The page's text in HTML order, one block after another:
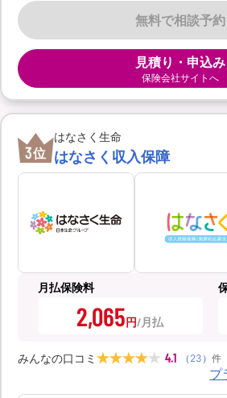
無料で相談予約
見積り・申込み
保険会社サイトへ
3位
はなさく生命
はなさく収入保障
月払保険料
2,065円
みんなの口コミ 4.1 （ 23 ） 件
プ